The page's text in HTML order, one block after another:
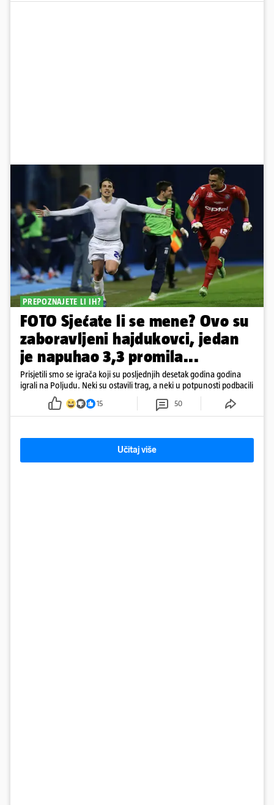
PREPOZNAJETE LI IH?
FOTO Sjećate li se mene? Ovo su
zaboravljeni hajdukovci, jedan
je napuhao 3,3 promila...
Prisjetili smo se igrača koji su posljednjih desetak godina godina
igrali na Poljudu. Neki su ostavili trag, a neki u potpunosti podbacili
15 50
Učitaj više